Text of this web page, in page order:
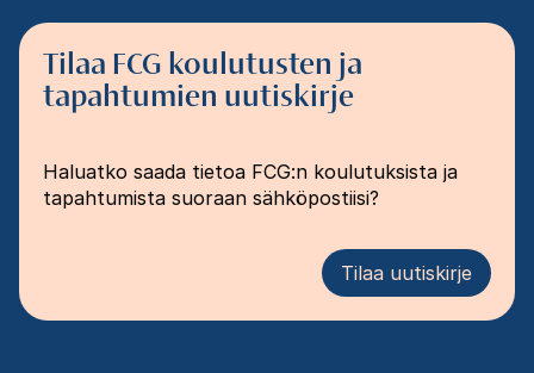
Tilaa FCG koulutusten ja
tapahtumien uutiskirje
Haluatko saada tietoa FCG:n koulutuksista ja
tapahtumista suoraan sähköpostiisi?
Tilaa uutiskirje